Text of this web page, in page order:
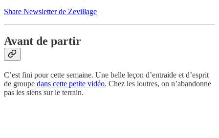
Share Newsletter de Zevillage
Avant de partir
C’est fini pour cette semaine. Une belle leçon d’entraide et d’esprit
de groupe dans cette petite vidéo. Chez les loutres, on n’abandonne
pas les siens sur le terrain.